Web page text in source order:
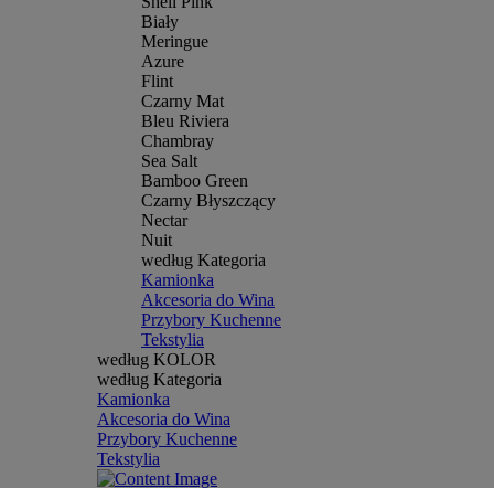
Biały
Meringue
Azure
Flint
Czarny Mat
Bleu Riviera
Chambray
Sea Salt
Bamboo Green
Czarny Błyszczący
Nectar
Nuit
według Kategoria
Kamionka
Akcesoria do Wina
Przybory Kuchenne
Tekstylia
według KOLOR
według Kategoria
Kamionka
Akcesoria do Wina
Przybory Kuchenne
Tekstylia